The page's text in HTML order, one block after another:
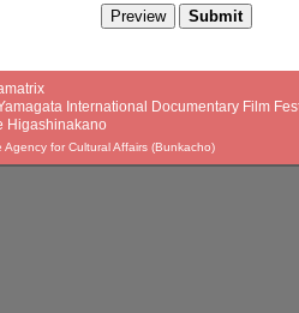
International Documentary Film
Higashinakano
Agency for Cultural Affairs (Bunkacho)